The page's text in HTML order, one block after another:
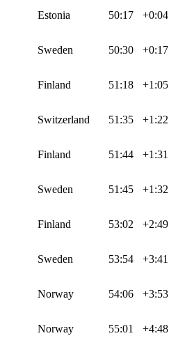
Estonia 50:17 +0:04
Sweden 50:30 +0:17
Finland 51:18 +1:05
Switzerland 51:35 +1:22
Finland 51:44 +1:31
Sweden 51:45 +1:32
Finland 53:02 +2:49
Sweden 53:54 +3:41
Norway 54:06 +3:53
Norway 55:01 +4:48